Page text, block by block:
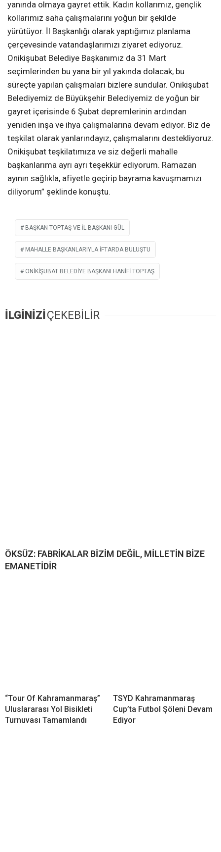
yanında olmaya gayret ettik. Kadın kollarımız, gençlik
kollarımız saha çalışmalarını yoğun bir şekilde
yürütüyor. İl Başkanlığı olarak yaptığımız planlama
çerçevesinde vatandaşlarımızı ziyaret ediyoruz.
Onikişubat Belediye Başkanımız da 31 Mart
seçimlerinden bu yana bir yıl yakında dolacak, bu
süreçte yapılan çalışmaları bizlere sundular. Onikişubat
Belediyemiz de Büyükşehir Belediyemiz de yoğun bir
gayret içerisinde 6 Şubat depremlerinin ardından
yeniden inşa ve ihya çalışmalarına devam ediyor. Biz de
teşkilat olarak yanlarındayız, çalışmalarını destekliyoruz.
Onikişubat teşkilatımıza ve siz değerli mahalle
başkanlarıma ayrı ayrı teşekkür ediyorum. Ramazan
ayının sağlıkla, afiyetle geçirip bayrama kavuşmamızı
diliyorum” şeklinde konuştu.
BAŞKAN TOPTAŞ VE İL BAŞKANI GÜL
MAHALLE BAŞKANLARIYLA IFTARDA BULUŞTU
ONIKIŞUBAT BELEDIYE BAŞKANI HANIFI TOPTAŞ
İLGİNİZİ ÇEKEBİLİR
ÖKSÜZ: FABRİKALAR BİZİM DEĞİL, MİLLETİN BİZE
EMANETİDİR
“Tour Of Kahramanmaraş”
Uluslararası Yol Bisikleti
Turnuvası Tamamlandı
TSYD Kahramanmaraş
Cup’ta Futbol Şöleni Devam
Ediyor